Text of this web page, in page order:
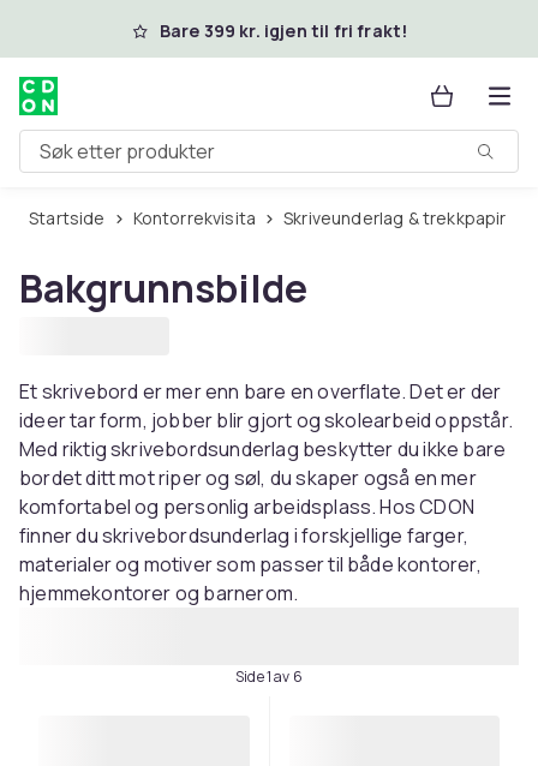
Hopp til hovedinnholdBare 399 kr. igjen til fri frakt!
Søk etter produkter
Startside Kontorrekvisita Skriveunderlag & trekkpapir
Bakgrunnsbilde
Et skrivebord er mer enn bare en overflate. Det er der
ideer tar form, jobber blir gjort og skolearbeid oppstår.
Med riktig skrivebordsunderlag beskytter du ikke bare
bordet ditt mot riper og søl, du skaper også en mer
komfortabel og personlig arbeidsplass. Hos CDON
finner du skrivebordsunderlag i forskjellige farger,
materialer og motiver som passer til både kontorer,
hjemmekontorer og barnerom.
Side 1 av 6